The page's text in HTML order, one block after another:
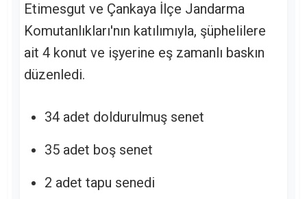
Etimesgut ve Çankaya İlçe Jandarma
Komutanlıkları'nın katılımıyla, şüphelilere
ait 4 konut ve işyerine eş zamanlı baskın
düzenledi.
34 adet doldurulmuş senet
35 adet boş senet
2 adet tapu senedi